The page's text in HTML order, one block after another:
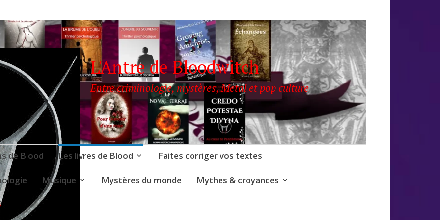
L'Antre de Bloodwitch
Entre criminologie, mystères, Metal et pop culture
de Blood Les livres de Blood Faites corriger vos textes
Musique Mystères du monde Mythes & croyances